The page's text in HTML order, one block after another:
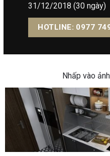
31/12/2018 (30 ngày)
HOTLINE: 0977
Nhấp vào